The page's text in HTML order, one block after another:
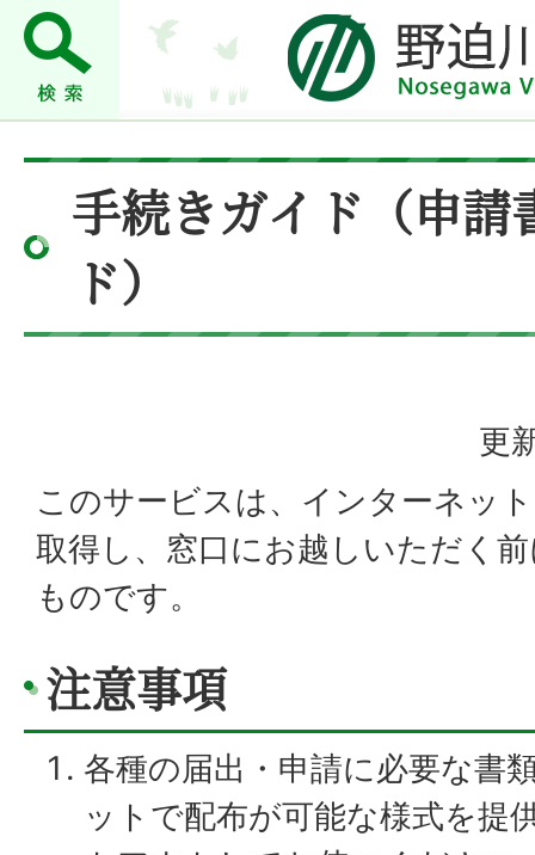
手続きガイド（申請
ド）
更
このサービスは、インターネッ
取得し、窓口にお越しいただく
ものです。
注意事項
各種の届出・申請に必要な書
ットで配布が可能な様式を提